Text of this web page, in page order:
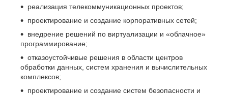
реализация телекоммуникационных проектов;
проектирование и создание корпоративных сетей;
внедрение решений по виртуализации и «облачное»
программирование;
отказоустойчивые решения в области центров
обработки данных, систем хранения и вычислительных
комплексов;
проектирование и создание систем безопасности и